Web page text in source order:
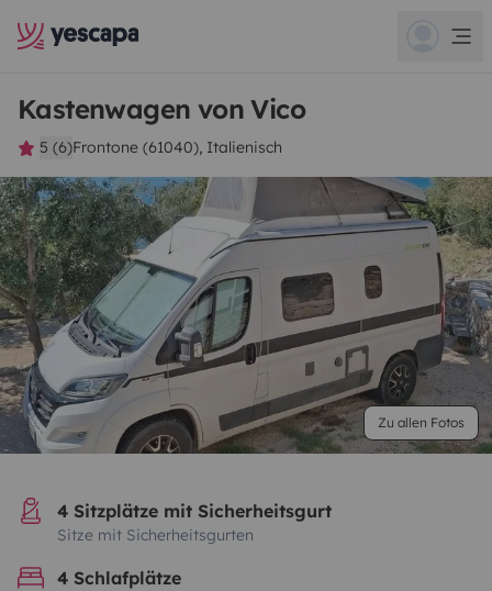
Kastenwagen von Vico
5 (6)Frontone (61040), Italienisch
Zu allen Fotos
4 Sitzplätze mit Sicherheitsgurt
Sitze mit Sicherheitsgurten
4 Schlafplätze